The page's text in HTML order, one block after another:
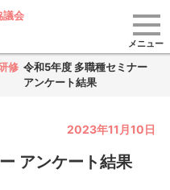
議会
メニュー
修 令和5年度 多職種セミナー
アンケート結果
2023年11月10日
アンケート結果